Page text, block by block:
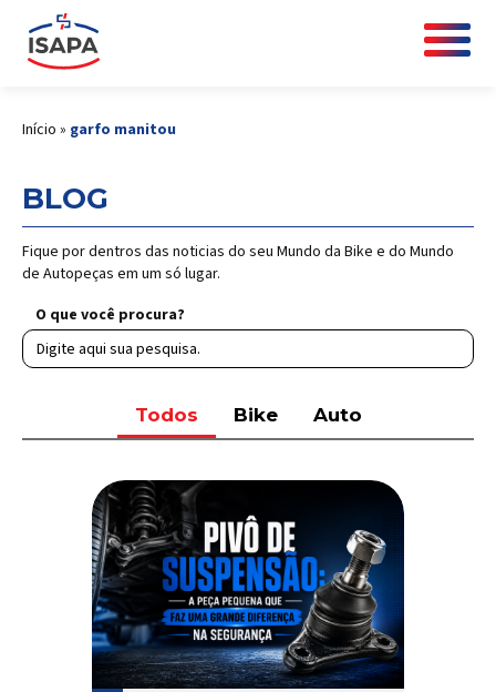
Início » garfo manitou
BLOG
Fique por dentros das noticias do seu Mundo da Bike e do Mundo
de Autopeças em um só lugar.
O que você procura?
Todos Bike Auto